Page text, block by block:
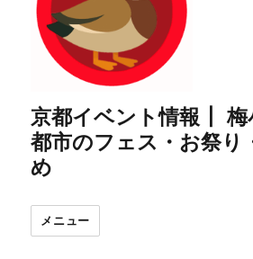
京都イベント情報┃ 梅
都市のフェス・お祭り
め
メニュー